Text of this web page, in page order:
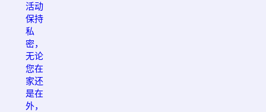
活动
保持
私
密，
无论
您在
家还
是在
外，